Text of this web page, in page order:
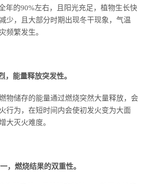
年的90%左右，且阳光充足，植物生长快
少，且大部分时期出现冬干现象，气温
频繁发生。
，能量释放突发性。
物储存的能量通过燃烧突然大量释放，会
行为，在短时间内会使初发火变为大面
大灭火难度。
，燃烧结果的双重性。